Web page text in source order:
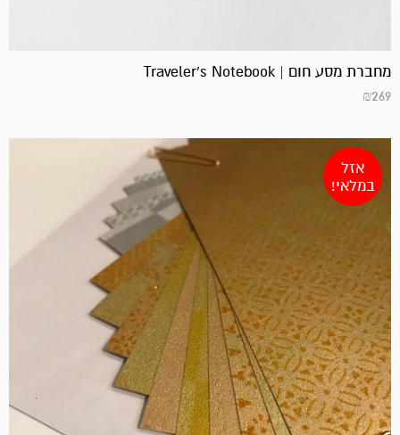
מחברת מסע חום | Traveler's Notebook
₪269
אזל
במלאי!